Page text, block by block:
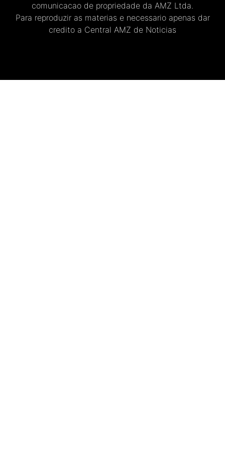
comunicacao de propriedade da AMZ Ltda.
Para reproduzir as materias e necessario apenas dar
credito a Central AMZ de Noticias